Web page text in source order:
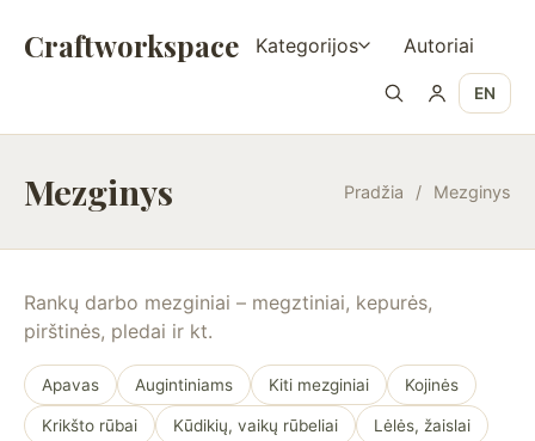
Craftworkspace Kategorijos Autoriai
EN
Mezginys Pradžia / Mezginys
Rankų darbo mezginiai – megztiniai, kepurės,
pirštinės, pledai ir kt.
Apavas Augintiniams Kiti mezginiai Kojinės
Krikšto rūbai Kūdikių, vaikų rūbeliai Lėlės, žaislai